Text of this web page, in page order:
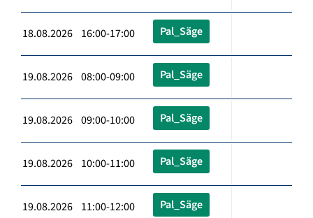
18.08.2026 16:00-17:00 Pal_Säge
19.08.2026 08:00-09:00 Pal_Säge
19.08.2026 09:00-10:00 Pal_Säge
19.08.2026 10:00-11:00 Pal_Säge
19.08.2026 11:00-12:00 Pal_Säge